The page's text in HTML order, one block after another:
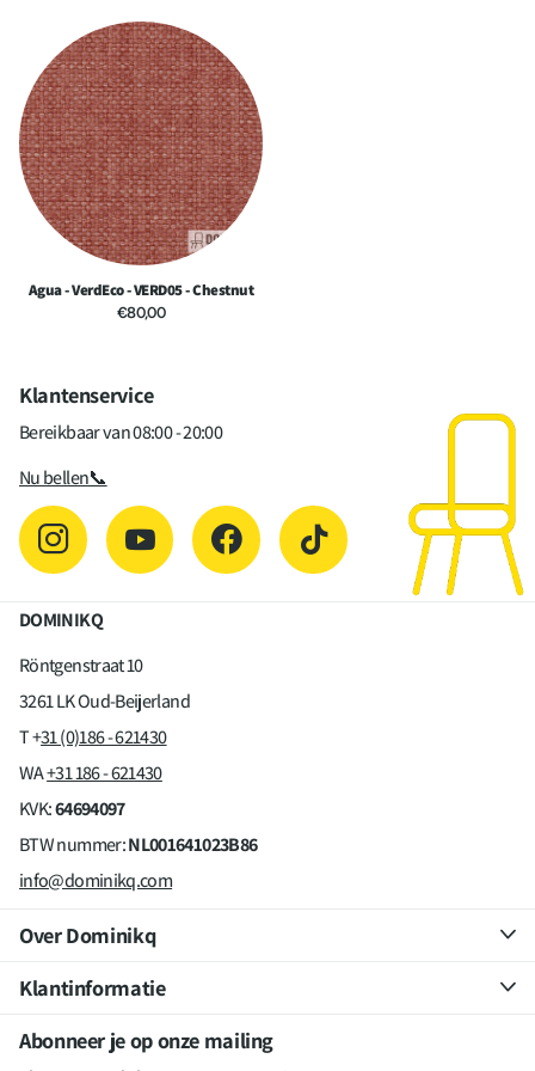
Lichtechtheid
Brandvertragend
Ja
Brandvertragende
normen
EN 1021 Part 1&2 IMO 2010 FTP Code
part 8 BS7176 (CRIB5) BS5852
(CRIB5)
Certificeringen
REACH OEKO-TEX Phthalate Free
Agua - VerdEco - VERD05 - Chestnut
€80,00
DOMINIKQ
Röntgenstraat 10
3261 LK Oud-Beijerland
T +31 (0)186 - 621430
WA+31 186 - 621430
KVK:64694097
BTW nummer:NL001641023B86
info@dominikq.com
Over Dominikq
Klantinformatie
Abonneer je op onze mailing
Klantenservice
Bereikbaar van 08:00 - 20:00
Nu bellen📞